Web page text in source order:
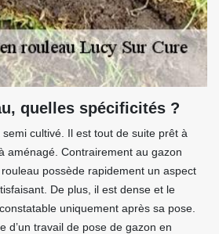
quelles spécificités ?
cultivé. Il est tout de suite prêt à
aménagé. Contrairement au gazon
possède rapidement un aspect
De plus, il est dense et le
uniquement après sa pose.
d’un travail de pose de gazon en